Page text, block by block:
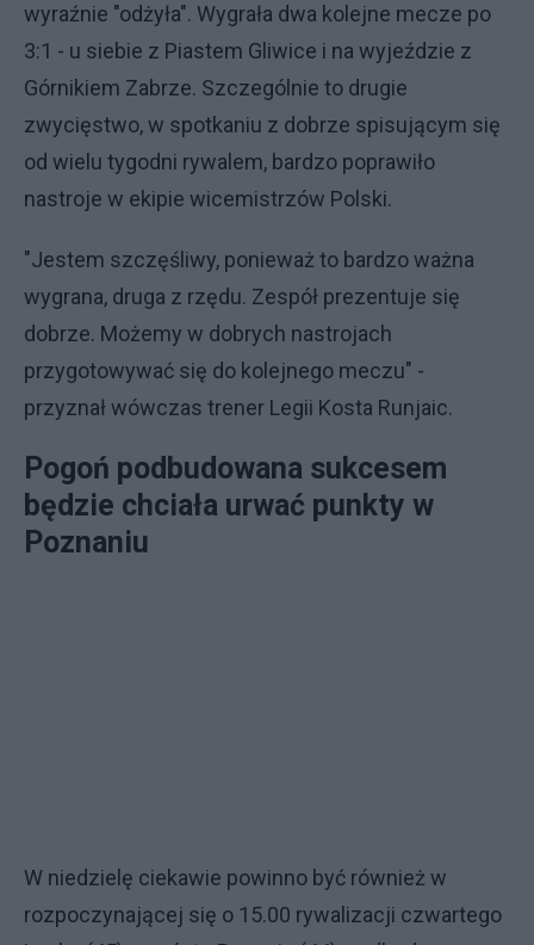
wyraźnie "odżyła". Wygrała dwa kolejne mecze po
3:1 - u siebie z Piastem Gliwice i na wyjeździe z
Górnikiem Zabrze. Szczególnie to drugie
zwycięstwo, w spotkaniu z dobrze spisującym się
od wielu tygodni rywalem, bardzo poprawiło
nastroje w ekipie wicemistrzów Polski.
"Jestem szczęśliwy, ponieważ to bardzo ważna
wygrana, druga z rzędu. Zespół prezentuje się
dobrze. Możemy w dobrych nastrojach
przygotowywać się do kolejnego meczu" -
przyznał wówczas trener Legii Kosta Runjaic.
Pogoń podbudowana sukcesem
będzie chciała urwać punkty w
Poznaniu
W niedzielę ciekawie powinno być również w
rozpoczynającej się o 15.00 rywalizacji czwartego